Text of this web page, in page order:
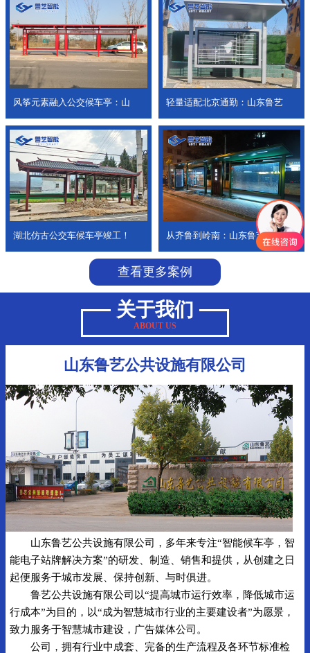
风筝元素融入公交候车亭：山 轻量适配北京通勤：山东鲁艺
湖北仿古公交车候车亭竣工！ 从齐鲁到岭南：山东鲁艺公交
查看更多案例
关于我们
ABOUT US
山东鲁艺公共设施有限公司
山东鲁艺公共设施有限公司，多年来专注“智能候车亭，智
能电子站牌解决方案”的研发、制造、销售和提供，从创建之日
起便服务于城市发展、保持创新、与时俱进。
鲁艺公共设施有限公司以“提高城市运行效率，降低城市运
行成本”为目的，以“成为智慧城市行业的主要建设者”为愿景，
致力服务于智慧城市建设，广告媒体公司。
公司，拥有行业中成套、完备的生产流程及各环节标准检